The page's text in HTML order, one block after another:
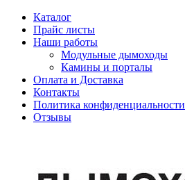
Каталог
Прайс листы
Наши работы
Модульные дымоходы
Камины и порталы
Оплата и Доставка
Контакты
Политика конфиденциальности
Отзывы